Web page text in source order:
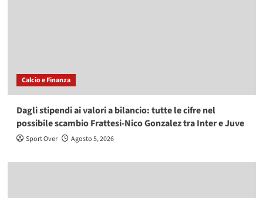
Calcio e Finanza
Dagli stipendi ai valori a bilancio: tutte le cifre nel
possibile scambio Frattesi-Nico Gonzalez tra Inter e Juve
Sport Over Agosto 5, 2026